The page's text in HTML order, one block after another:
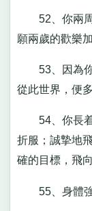
52、你兩周
願兩歲的歡樂加
53、因為你
從此世界，便
54、你長着
折服；誠摯地
確的目標，飛
55、身體強